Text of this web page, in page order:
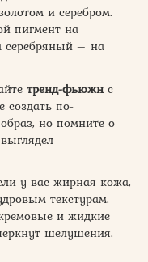
и серебром.
пигмент на
серебряный – на
тренд-фьюжн с
создать по-
но помните о
у вас жирная кожа,
текстурам.
и жидкие
шелушения.